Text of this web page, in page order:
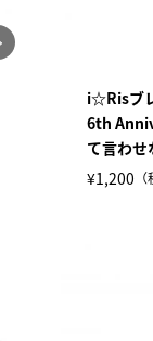
i☆Risブ
6th
て言わせ
¥1,200